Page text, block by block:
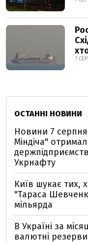
7
ОСТАННІ НОВИНИ
Новини 7
Міндіча"
Укрнафту
Київ шукає тих,
"Тараса
мільярда
В Україні за
валютні резерви